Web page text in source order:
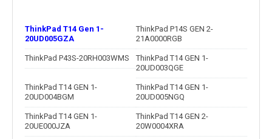
ThinkPad T14 Gen 1-
20UD005GZA
ThinkPad P14S GEN 2-
21A0000RGB
ThinkPad P43S-20RH003WMS
ThinkPad T14 GEN 1-
20UD003QGE
ThinkPad T14 GEN 1-
20UD004BGM
ThinkPad T14 GEN 1-
20UD005NGQ
ThinkPad T14 GEN 1-
20UE000JZA
ThinkPad T14 GEN 2-
20W0004XRA